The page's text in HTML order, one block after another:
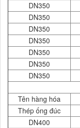
DN350
DN350
DN350
DN350
DN350
DN350
DN350
Tên hàng hóa
Thép ống đúc
DN400